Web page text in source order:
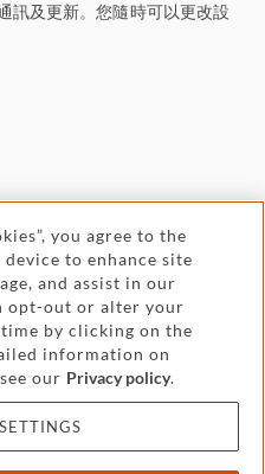
訊及更新。您隨時可以更改設
Accessibility
Attorney advertising
you agree to the
to enhance site
and assist in our
opt-out or alter your
by clicking on the
information on
our Privacy policy.